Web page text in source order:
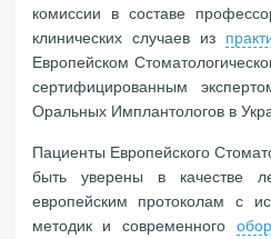
комиссии в составе
клинических случаев из
Европейском
сертифицированным
Оральных Имплантологов в
Пациенты Европейского
быть уверены в качестве
европейским протоколам с
методик и современного